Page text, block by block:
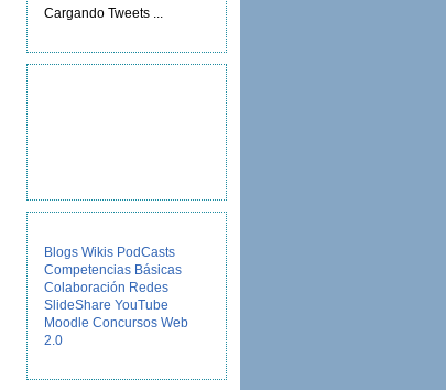
Cargando Tweets ...
Blogs Wikis PodCasts
Competencias Básicas
Colaboración Redes
SlideShare YouTube
Moodle Concursos Web
2.0